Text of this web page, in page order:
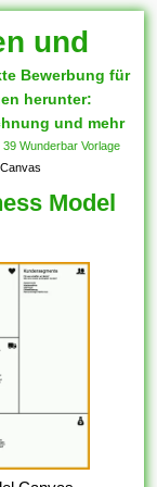
und
Bewerbung für
herunter:
und mehr
Wunderbar Vorlage
Model